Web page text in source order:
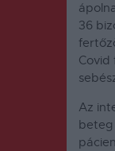
36
Covid
Az